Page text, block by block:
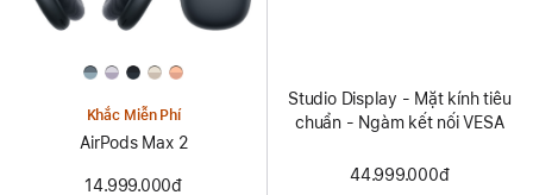
Khắc Miễn Phí
AirPods Max 2
14.999.000đ
Studio Display - Mặt kính tiêu
chuẩn - Ngàm kết nối VESA
44.999.000đ